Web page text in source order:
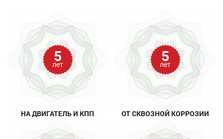
5
лет
НА ДВИГАТЕЛЬ И КПП
5
лет
ОТ СКВОЗНОЙ КОРРОЗИИ